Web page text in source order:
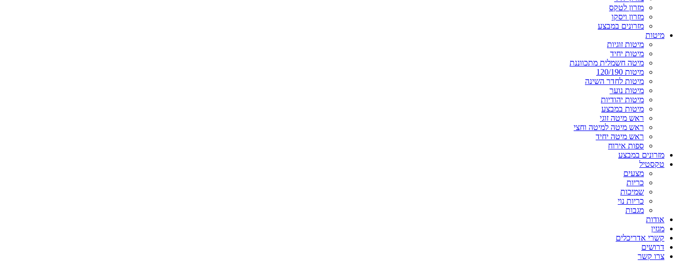
מזרון לטקס
מזרון ויסקו
מזרונים במבצע
מיטות
מיטות זוגיות
מיטות יחיד
מיטה חשמלית מתכווננת
מיטות 120/190
מיטות לחדר השינה
מיטות נוער
מיטות יהודיות
מיטות במבצע
ראש מיטה זוגי
ראש מיטה למיטה וחצי
ראש מיטה יחיד
ספות אירוח
מזרונים במבצע
טקסטיל
מצעים
כריות
שמיכות
כריות נוי
מגבות
אודות
מגזין
קשרי אדריכלים
דרושים
צרו קשר